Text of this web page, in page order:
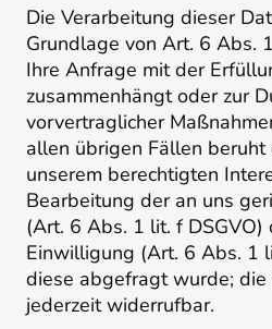
Die Verarbeitung dieser
Grundlage von Art. 6 Abs.
Ihre Anfrage mit der
zusammenhängt oder zur
vorvertraglicher
allen übrigen Fällen
unserem berechtigten
Bearbeitung der an uns
(Art. 6 Abs. 1 lit. f DSGVO)
Einwilligung (Art. 6 Abs. 1
diese abgefragt wurde;
jederzeit widerrufbar.